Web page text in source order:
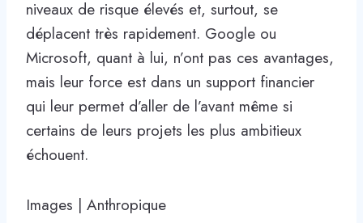
niveaux de risque élevés et, surtout, se
déplacent très rapidement. Google ou
Microsoft, quant à lui, n’ont pas ces avantages,
mais leur force est dans un support financier
qui leur permet d’aller de l’avant même si
certains de leurs projets les plus ambitieux
échouent.
Images | Anthropique